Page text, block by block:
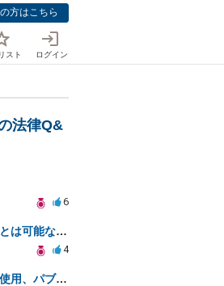
方はこちら
スト ログイン
法律Q&
6
人の住所を法に則り探すことは可能なのか？
4
プロ野球ゲームのもじり名使用、パブリシティ権の影響は？